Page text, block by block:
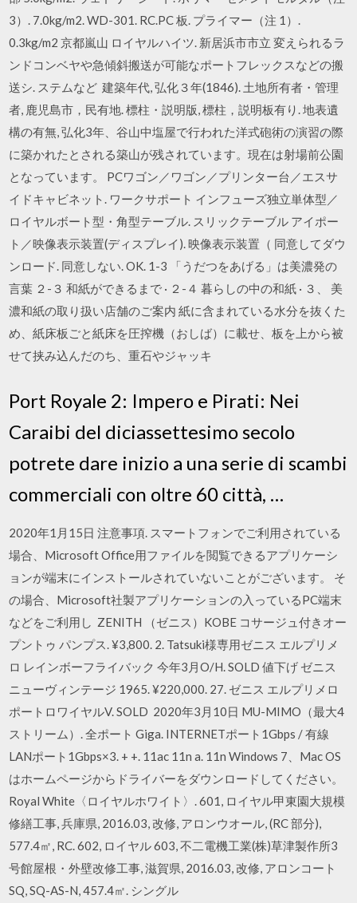
3）. 7.0kg/m2. WD-301. RC.PC 板. プライマー（注 1）.
0.3kg/m2 京都嵐山 ロイヤルハイツ. 新居浜市市立 変えられるラ
ンドコンベヤや急傾斜搬送が可能なポートフレックスなどの搬
送シ. ステムなど 建築年代, 弘化３年(1846). 土地所有者・管理
者, 鹿児島市，民有地. 標柱・説明版, 標柱，説明板有り. 地表遺
構の有無, 弘化3年、谷山中塩屋で行われた洋式砲術の演習の際
に築かれたとされる築山が残されています。現在は射場前公園
となっています。 PCワゴン／ワゴン／プリンター台／エスサ
イドキャビネット. ワークサポート インフューズ独立単体型／
ロイヤルボート型・角型テーブル. スリックテーブル アイポー
ト／映像表示装置(ディスプレイ). 映像表示装置（ 同意してダウ
ンロード. 同意しない. OK. 1-3 「うだつをあげる」は美濃発の
言葉 ２-３ 和紙ができるまで · ２-４ 暮らしの中の和紙 · ３、 美
濃和紙の取り扱い店舗のご案内 紙に含まれている水分を抜くた
め、紙床板ごと紙床を圧搾機（おしば）に載せ、板を上から被
せて挟み込んだのち、重石やジャッキ
Port Royale 2: Impero e Pirati: Nei
Caraibi del diciassettesimo secolo
potrete dare inizio a una serie di scambi
commerciali con oltre 60 città, …
2020年1月15日 注意事項. スマートフォンでご利用されている
場合、Microsoft Office用ファイルを閲覧できるアプリケーシ
ョンが端末にインストールされていないことがございます。 そ
の場合、Microsoft社製アプリケーションの入っているPC端末
などをご利用し ZENITH （ゼニス）KOBE コサージュ付きオー
プントゥ パンプス. ¥3,800. 2. Tatsuki様専用ゼニス エルプリメ
ロ レインボーフライバック 今年3月O/H. SOLD 値下げ ゼニス
ニューヴィンテージ 1965. ¥220,000. 27. ゼニス エルプリメロ
ポートロワイヤルV. SOLD 2020年3月10日 MU-MIMO（最大4
ストリーム）. 全ポート Giga. INTERNETポート1Gbps / 有線
LANポート1Gbps×3. + +. 11ac 11n a. 11n Windows 7、Mac OS
はホームページからドライバーをダウンロードしてください。
Royal White〈ロイヤルホワイト〉. 601, ロイヤル甲東園大規模
修繕工事, 兵庫県, 2016.03, 改修, アロンウオール, (RC 部分),
577.4㎡, RC. 602, ロイヤル 603, 不二電機工業(株)草津製作所3
号館屋根・外壁改修工事, 滋賀県, 2016.03, 改修, アロンコート
SQ, SQ-AS-N, 457.4㎡. シングル